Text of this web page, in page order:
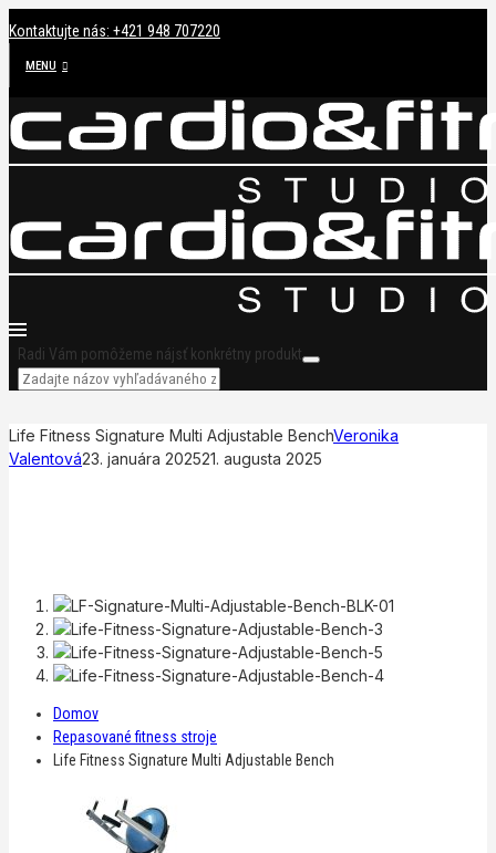
Kontaktujte nás: +421 948 707220
MENU
Radi Vám pomôžeme nájsť konkrétny produkt
Life Fitness Signature Multi Adjustable BenchVeronika
Valentová23. januára 202521. augusta 2025
Domov
Repasované fitness stroje
Life Fitness Signature Multi Adjustable Bench